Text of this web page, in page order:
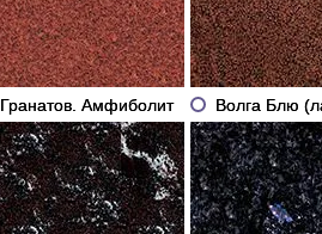
Гранатов. Амфиболит Волга Блю